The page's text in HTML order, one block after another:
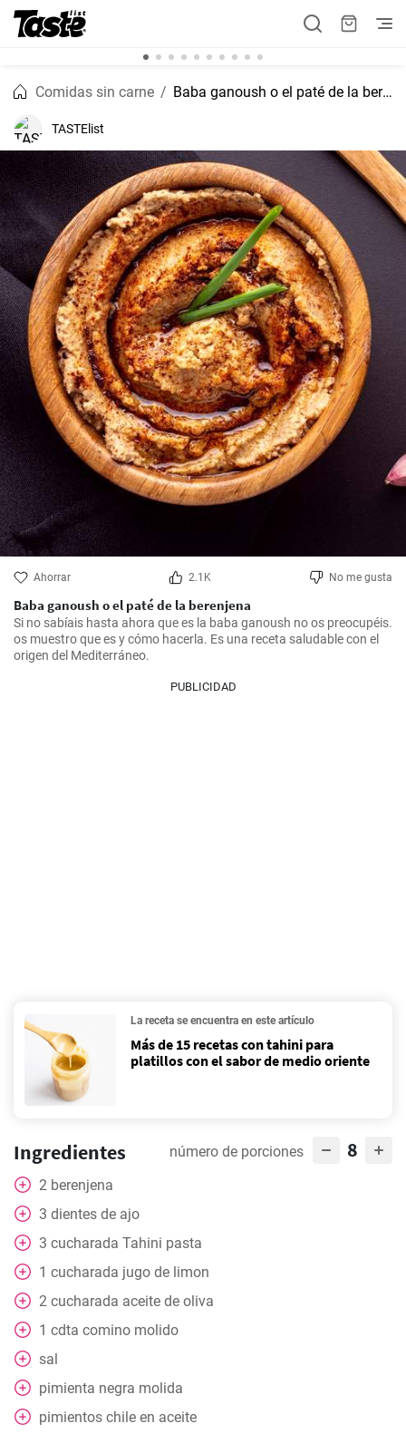
Comidas sin carne Baba ganoush o el paté de la berenjena
TASTElist
Ahorrar 2.1K No me gusta
Baba ganoush o el paté de la berenjena
Si no sabíais hasta ahora que es la baba ganoush no os preocupéis.
os muestro que es y cómo hacerla. Es una receta saludable con el
origen del Mediterráneo.
PUBLICIDAD
La receta se encuentra en este artículo
Más de 15 recetas con tahini para
platillos con el sabor de medio oriente
Ingredientes número de porciones 8
2 berenjena
3 dientes de ajo
3 cucharada Tahini pasta
1 cucharada jugo de limon
2 cucharada aceite de oliva
1 cdta comino molido
sal
pimienta negra molida
pimientos chile en aceite